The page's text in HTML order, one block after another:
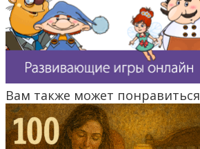
Вам также может понравиться